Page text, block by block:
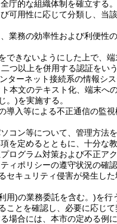
的な組織体制を確立する。
用性に応じて分類し、当
務の効率性および利便性
きないようにした上で、
つ以上を併用する認証をい
ターネット接続系の情報シ
本文のテキスト化、端末へ
。)を実施する。
入等による不正通信の監
ン等について、管理方法
定めるとともに、十分な
グラム対策および不正ア
ポリシーの遵守状況の確
キュリティ侵害が発生し
用)の業務委託を含む。)を行
とを確認し、必要に応じて
合には、本市の定める例